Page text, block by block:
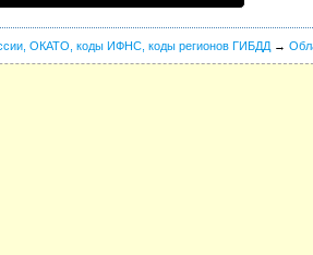
ОКАТО, коды ИФНС, коды регионов ГИБДД →